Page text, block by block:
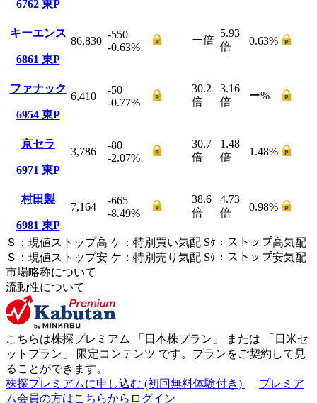
6762 東P
キーエンス
6861 東P
86,830
-550
-0.63%
ー倍
5.93
倍
0.63%
ファナック
6954 東P
6,410
-50
-0.77%
30.2
倍
3.16
倍
ー%
京セラ
6971 東P
3,786
-80
-2.07%
30.7
倍
1.48
倍
1.48%
村田製
6981 東P
7,164
-665
-8.49%
38.6
倍
4.73
倍
0.98%
Ｓ ： 現値ストップ高 ケ ： 特別買い気配 Sｹ ： ストップ高気配
Ｓ ： 現値ストップ安 ケ ： 特別売 り 気配 Sｹ ： ストップ安気配
市場略称について
流動性について
こちらは株探プレミアム 「 日本株プラン 」 または 「 日米セ
ットプラン 」 限定コンテンツ です。プランをご契約して見
ることができます。
株探プレミアムに申し込む (初回無料体験付き)
プレミア
ム会員の方はこちらからログイン